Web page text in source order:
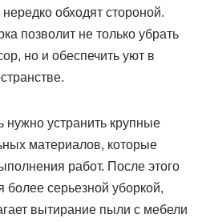
обходят стороной.
позволит не только убрать
но и обеспечить уют в
нужно устранить крупные
материалов, которые
работ. После этого
более серьезной уборкой,
вытирание пыли с мебели